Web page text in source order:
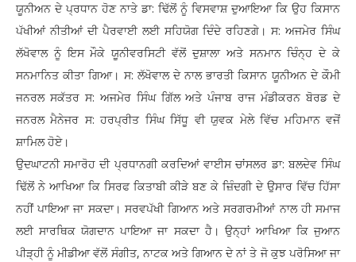
ਯੂਨੀਅਨ ਦੇ ਪ੍ਰਧਾਨ ਹੋਣ ਨਾਤੇ ਡਾ: ਢਿੱਲੋਂ ਨੂੰ ਵਿਸਵਾਸ਼ ਦੁਆਇਆ ਕਿ ਉਹ ਕਿਸਾਨ
ਪੱਖੀਆਂ ਨੀਤੀਆਂ ਦੀ ਪੈਰਵਾਈ ਲਈ ਸਹਿਯੋਗ ਦਿੰਦੇ ਰਹਿਣਗੇ। ਸ: ਅਜਮੇਰ ਸਿੰਘ
ਲੱਖੋਵਾਲ ਨੂੰ ਇਸ ਮੌਕੇ ਯੂਨੀਵਰਸਿਟੀ ਵੱਲੋਂ ਦੁਸ਼ਾਲਾ ਅਤੇ ਸਨਮਾਨ ਚਿੰਨ੍ਹ ਦੇ ਕੇ
ਸਨਮਾਨਿਤ ਕੀਤਾ ਗਿਆ। ਸ: ਲੱਖੋਵਾਲ ਦੇ ਨਾਲ ਭਾਰਤੀ ਕਿਸਾਨ ਯੂਨੀਅਨ ਦੇ ਕੌਮੀ
ਜਨਰਲ ਸਕੱਤਰ ਸ: ਅਜਮੇਰ ਸਿੰਘ ਗਿੱਲ ਅਤੇ ਪੰਜਾਬ ਰਾਜ ਮੰਡੀਕਰਨ ਬੋਰਡ ਦੇ
ਜਨਰਲ ਮੈਨੇਜਰ ਸ: ਹਰਪ੍ਰੀਤ ਸਿੰਘ ਸਿੱਧੂ ਵੀ ਯੁਵਕ ਮੇਲੇ ਵਿੱਚ ਮਹਿਮਾਨ ਵਜੋਂ
ਸ਼ਾਮਿਲ ਹੋਏ।
ਉਦਘਾਟਨੀ ਸਮਾਰੋਹ ਦੀ ਪ੍ਰਧਾਨਗੀ ਕਰਦਿਆਂ ਵਾਈਸ ਚਾਂਸਲਰ ਡਾ: ਬਲਦੇਵ ਸਿੰਘ
ਢਿੱਲੋਂ ਨੇ ਆਖਿਆ ਕਿ ਸਿਰਫ ਕਿਤਾਬੀ ਕੀੜੇ ਬਣ ਕੇ ਜ਼ਿੰਦਗੀ ਦੇ ਉਸਾਰ ਵਿੱਚ ਹਿੱਸਾ
ਨਹੀਂ ਪਾਇਆ ਜਾ ਸਕਦਾ। ਸਰਵਪੱਖੀ ਗਿਆਨ ਅਤੇ ਸਰਗਰਮੀਆਂ ਨਾਲ ਹੀ ਸਮਾਜ
ਲਈ ਸਾਰਥਿਕ ਯੋਗਦਾਨ ਪਾਇਆ ਜਾ ਸਕਦਾ ਹੈ। ਉਨ੍ਹਾਂ ਆਖਿਆ ਕਿ ਜੁਆਨ
ਪੀੜ੍ਹੀ ਨੂੰ ਮੀਡੀਆ ਵੱਲੋਂ ਸੰਗੀਤ, ਨਾਟਕ ਅਤੇ ਗਿਆਨ ਦੇ ਨਾਂ ਤੇ ਜੋ ਕੁਝ ਪਰੋਸਿਆ ਜਾ